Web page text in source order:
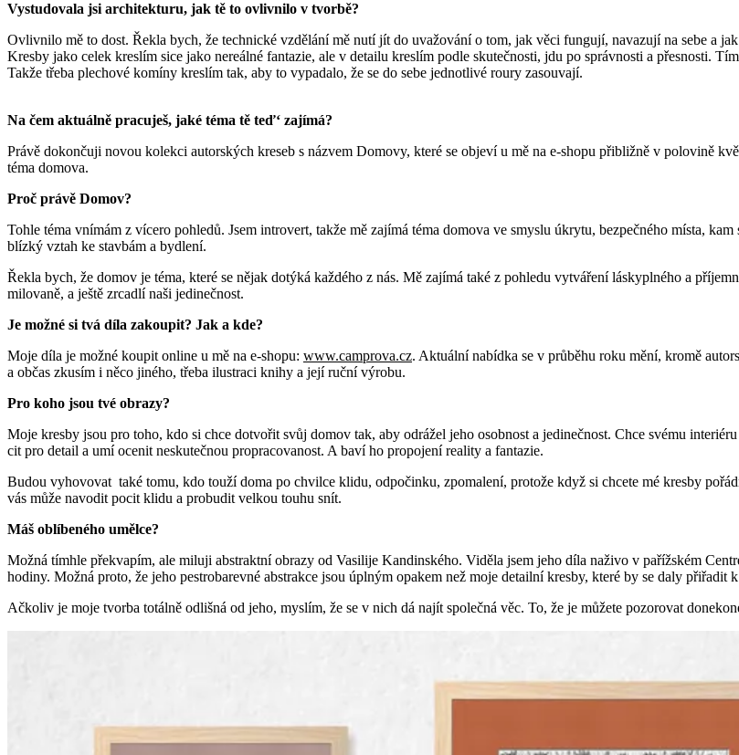
Vystudovala jsi architekturu, jak tě to ovlivnilo v tvorbě?
Ovlivnilo mě to dost. Řekla bych, že technické vzdělání mě nutí jít do uvažování o tom, jak věci fungují, navazují na sebe a
Kresby jako celek kreslím sice jako nereálné fantazie, ale v detailu kreslím podle skutečnosti, jdu po správnosti a přesnosti.
Takže třeba plechové komíny kreslím tak, aby to vypadalo, že se do sebe jednotlivé roury zasouvají.
Na čem aktuálně pracuješ, jaké téma tě teď‘ zajímá?
Právě dokončuji novou kolekci autorských kreseb s názvem Domovy, které se objeví u mě na e-shopu přibližně v polovině
téma domova.
Proč právě Domov?
Tohle téma vnímám z vícero pohledů. Jsem introvert, takže mě zajímá téma domova ve smyslu úkrytu, bezpečného místa,
blízký vztah ke stavbám a bydlení.
Řekla bych, že domov je téma, které se nějak dotýká každého z nás. Mě zajímá také z pohledu vytváření láskyplného a
milovaně, a ještě zrcadlí naši jedinečnost.
Je možné si tvá díla zakoupit? Jak a kde?
Moje díla je možné koupit online u mě na e-shopu: www.camprova.cz. Aktuální nabídka se v průběhu roku mění, kromě
a občas zkusím i něco jiného, třeba ilustraci knihy a její ruční výrobu.
Pro koho jsou tvé obrazy?
Moje kresby jsou pro toho, kdo si chce dotvořit svůj domov tak, aby odrážel jeho osobnost a jedinečnost. Chce svému
cit pro detail a umí ocenit neskutečnou propracovanost. A baví ho propojení reality a fantazie.
Budou vyhovovat také tomu, kdo touží doma po chvilce klidu, odpočinku, zpomalení, protože když si chcete mé kresby
vás může navodit pocit klidu a probudit velkou touhu snít.
Máš oblíbeného umělce?
Možná tímhle překvapím, ale miluji abstraktní obrazy od Vasilije Kandinského. Viděla jsem jeho díla naživo v pařížském
hodiny. Možná proto, že jeho pestrobarevné abstrakce jsou úplným opakem než moje detailní kresby, které by se daly přiřadit
Ačkoliv je moje tvorba totálně odlišná od jeho, myslím, že se v nich dá najít společná věc. To, že je můžete pozorovat